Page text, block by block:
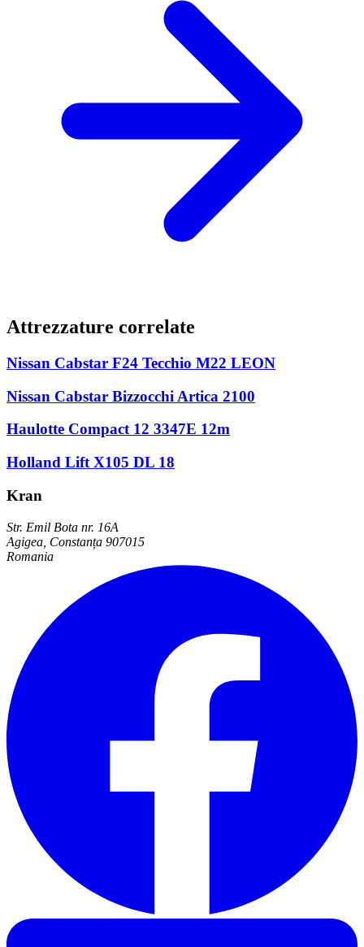
Attrezzature correlate
Nissan Cabstar F24 Tecchio M22 LEON
Nissan Cabstar Bizzocchi Artica 2100
Haulotte Compact 12 3347E 12m
Holland Lift X105 DL 18
Kran
Str. Emil Bota nr. 16A
Agigea, Constanța 907015
Romania